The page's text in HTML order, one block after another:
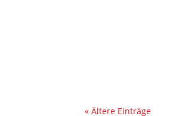
« Ältere Einträge